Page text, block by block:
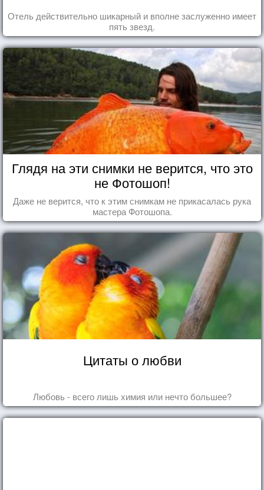
Отель действительно шикарный и вполне заслуженно имеет
пять звезд.
Глядя на эти снимки не верится, что это
не Фотошоп!
Даже не верится, что к этим снимкам не прикасалась рука
мастера Фотошопа.
Цитаты о любви
Любовь - всего лишь химия или нечто большее?